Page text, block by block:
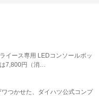
イース専用 LEDコンソールボッ
7,800円（消…
つかせた、ダイハツ公式コンプ